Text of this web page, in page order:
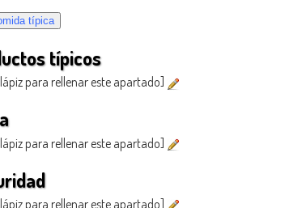
típicos
para rellenar este apartado]
para rellenar este apartado]
para rellenar este apartado]